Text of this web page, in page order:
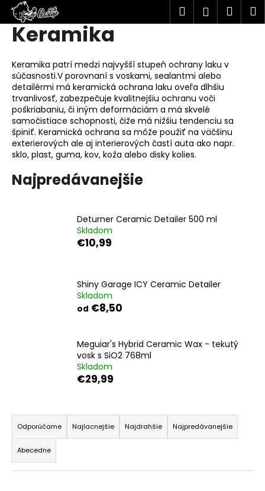
Prejsť
Hľadať
Keramika
Keramika patrí medzi najvyšší stupeň ochrany laku v
súčasnosti.V porovnaní s voskami, sealantmi alebo
detailérmi má keramická ochrana laku oveľa dlhšiu
trvanlivosť, zabezpečuje kvalitnejšiu ochranu voči
poškriabaniu, či iným deformáciám a má skvelé
samočistiace schopnosti, čiže má nižšiu tendenciu sa
špiniť. Keramická ochrana sa môže použiť na väčšinu
exterierových ale aj interierových častí auta ako napr.
sklo, plast, guma, kov, koža alebo disky kolies.
Najpredávanejšie
Deturner Ceramic Detailer 500 ml
Skladom
€10,99
Shiny Garage ICY Ceramic Detailer
Skladom
od €8,50
Meguiar's Hybrid Ceramic Wax - tekutý
vosk s SiO2 768ml
Skladom
€29,99
R
a
d
e
n
Odporúčame Najlacnejšie Najdrahšie Najpredávanejšie
Abecedne
o Späť
Späť
Č
o
p
o
t
r
e
b
u
O
d